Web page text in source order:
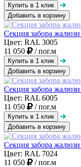
Добавить в корзину
Секция забора
Цвет: RAL 3005
11 050
/ пог.м
Добавить в корзину
Секция забора
Цвет: RAL 6005
11 050
/ пог.м
Добавить в корзину
Секция забора
Цвет: RAL 7024
11 050
/ пог.м